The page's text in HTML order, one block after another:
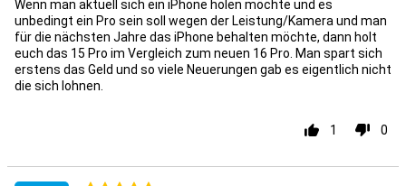
Wenn man aktuell sich ein iPhone holen möchte und es
unbedingt ein Pro sein soll wegen der Leistung/Kamera und man
für die nächsten Jahre das iPhone behalten möchte, dann holt
euch das 15 Pro im Vergleich zum neuen 16 Pro. Man spart sich
erstens das Geld und so viele Neuerungen gab es eigentlich nicht
die sich lohnen.
1 0